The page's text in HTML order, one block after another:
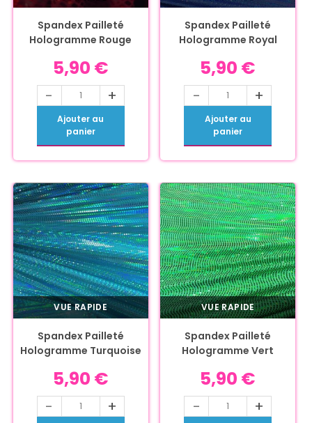
Spandex Pailleté
Hologramme Rouge
5,90 €
- +
Ajouter au
panier
Spandex Pailleté
Hologramme Royal
5,90 €
- +
Ajouter au
panier
VUE RAPIDE
Spandex Pailleté
Hologramme Turquoise
5,90 €
- +
VUE RAPIDE
Spandex Pailleté
Hologramme Vert
5,90 €
- +